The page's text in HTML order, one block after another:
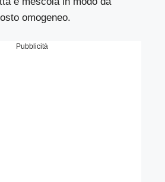
omogeneo.
Pubblicità